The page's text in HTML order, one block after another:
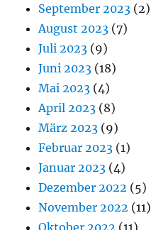
September 2023 (2)
August 2023 (7)
Juli 2023 (9)
Juni 2023 (18)
Mai 2023 (4)
April 2023 (8)
März 2023 (9)
Februar 2023 (1)
Januar 2023 (4)
Dezember 2022 (5)
November 2022 (11)
Oktober 2022 (11)